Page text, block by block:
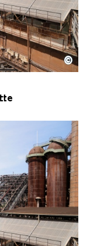
Hütte mit
Hütte | Karl
©